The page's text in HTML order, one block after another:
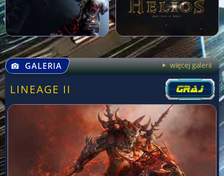
GALERIA więcej galerii
LINEAGE II